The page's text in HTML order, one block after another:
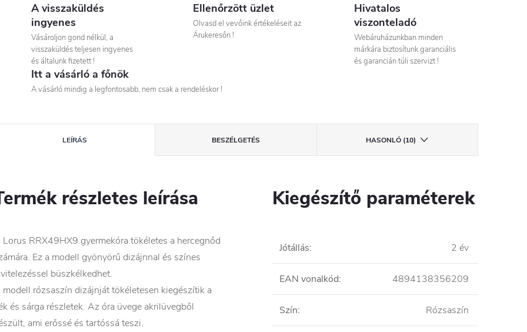
A visszaküldés
ingyenes
Vásároljon gond nélkül, a
visszaküldés teljesen ingyenes
és általunk fizetett !
Ellenőrzött üzlet
Olvasd el vevőink értékeléseit az
Árukeresőn !
Hivatalos
viszonteladó
Webáruházunkban minden
márkára biztosítunk garanciális
és garancián túli szervizt !
Itt a vásárló a főnök
A vásárló mindig a legfontosabb, nem csak a rendeléskor !
LEÍRÁS BESZÉLGETÉS HASONLÓ (10)
részletes leírása
Lorus RRX49HX9 gyermekóra tökéletes a hercegnőd
Ez a modell gyönyörű dizájnnal és színes
büszkélkedhet.
modell rózsaszín dizájnját tökéletesen kiegészítik a
és sárga részletek. Az óra üvege akrilüvegből
ami erőssé és tartóssá teszi.
Kiegészítő paraméterek
Jótállás: 2 év
EAN vonalkód: 4894138356209
Szín: Rózsaszín